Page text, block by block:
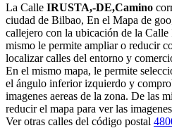
La Calle IRUSTA,-DE,Camino
ciudad de Bilbao, En el Mapa de
callejero con la ubicación de la
mismo le permite ampliar o reducir
localizar calles del entorno y
En el mismo mapa, le permite
el ángulo inferior izquierdo y
imagenes aereas de la zona. De las
reducir el mapa para ver las
Ver otras calles del código postal